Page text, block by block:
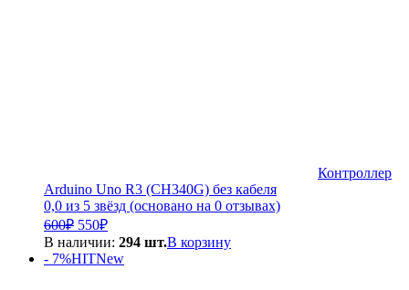
Контроллер
Arduino Uno R3 (CH340G) без кабеля
0,0 из 5 звёзд (основано на 0 отзывах)
600₽ Первоначальная
цена
составляла
550₽Текущая
цена:
550₽.
В наличии: 294 шт.В корзину
- 7%HITNew